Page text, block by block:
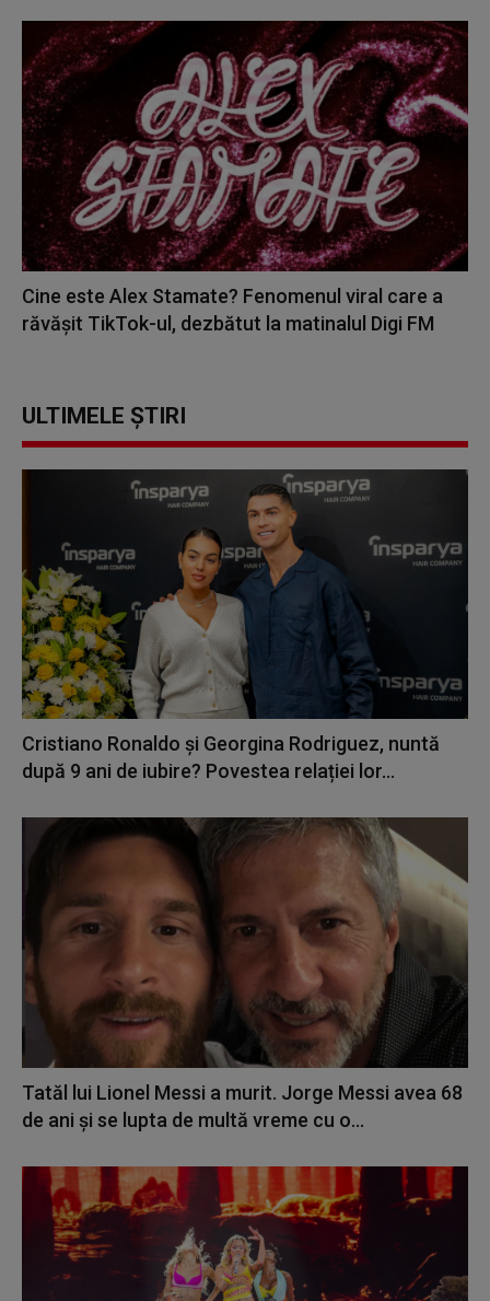
Cine este Alex Stamate? Fenomenul viral care a
răvășit TikTok-ul, dezbătut la matinalul Digi FM
ULTIMELE ȘTIRI
Cristiano Ronaldo și Georgina Rodriguez, nuntă
după 9 ani de iubire? Povestea relației lor...
Tatăl lui Lionel Messi a murit. Jorge Messi avea 68
de ani și se lupta de multă vreme cu o...